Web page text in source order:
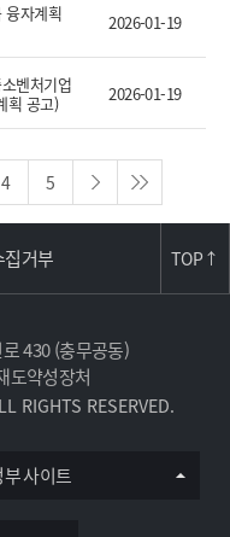
융자계획
2026-01-19
벤처기업
획 공고)
2026-01-19
4 5
거부 TOP ↑
430 (충무공동)
도약성장처
RIGHTS RESERVED.
부 사이트